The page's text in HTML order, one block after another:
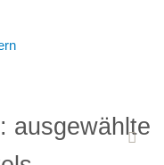
ausgewählte